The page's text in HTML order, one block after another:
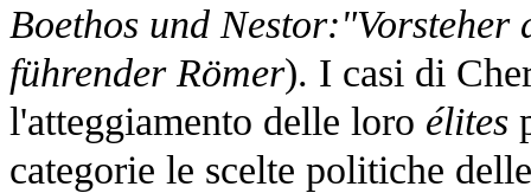
Boethos und
führender Römer). I casi di
l'atteggiamento delle loro élites
categorie le scelte politiche